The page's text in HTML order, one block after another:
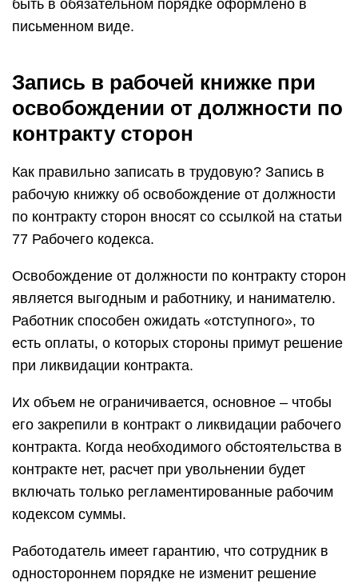
быть в обязательном порядке оформлено в
письменном виде.
Запись в рабочей книжке при
освобождении от должности по
контракту сторон
Как правильно записать в трудовую? Запись в
рабочую книжку об освобождение от должности
по контракту сторон вносят со ссылкой на статьи
77 Рабочего кодекса.
Освобождение от должности по контракту сторон
является выгодным и работнику, и нанимателю.
Работник способен ожидать «отступного», то
есть оплаты, о которых стороны примут решение
при ликвидации контракта.
Их объем не ограничивается, основное – чтобы
его закрепили в контракт о ликвидации рабочего
контракта. Когда необходимого обстоятельства в
контракте нет, расчет при увольнении будет
включать только регламентированные рабочим
кодексом суммы.
Работодатель имеет гарантию, что сотрудник в
одностороннем порядке не изменит решение